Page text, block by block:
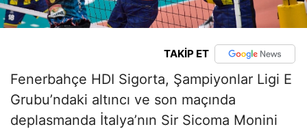
TAKİP ET
Fenerbahçe HDI Sigorta, Şampiyonlar Ligi E
Grubu’ndaki altıncı ve son maçında
deplasmanda İtalya’nın Sir Sicoma Monini